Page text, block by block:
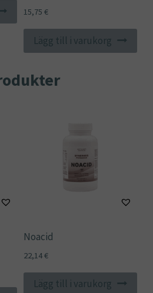
15,75 €
Lägg till i varukorg
Noacid
22,14€
Lägg till i varukorg